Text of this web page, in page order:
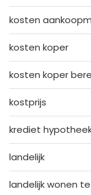
kosten
kosten koper
kosten koper
kostprijs
krediet
landelijk
landelijk wonen